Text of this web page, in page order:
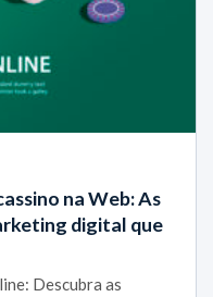
na Web: As
digital que
Descubra as